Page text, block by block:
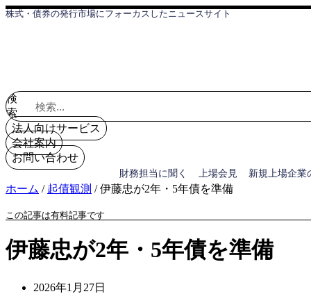
コ
ス
キ
ッ
プ
株式・債券の発行市場にフォーカスしたニュースサイト
検
索
法人向けサービス
会社案内
お問い合わせ
財務担当に聞く 上場会見 新規上場企業
ホーム / 起債観測 /伊藤忠が2年・5年債を準備
この記事は有料記事です
伊藤忠が2年・5年債を準備
2026年1月27日